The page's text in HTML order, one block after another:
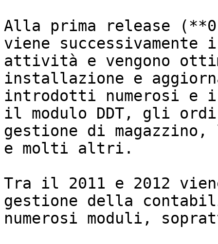
Alla prima release
viene
attività e vengono
installazione e
introdotti numerosi e
il modulo DDT, gli
gestione di
e molti altri.
Tra il 2011 e 2012
gestione della
numerosi moduli,